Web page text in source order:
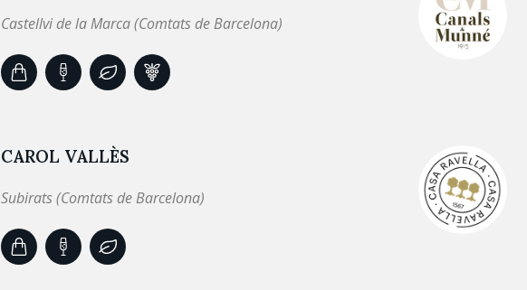
Castellvi de la Marca (Comtats de Barcelona)
CAROL VALLÈS
Subirats (Comtats de Barcelona)